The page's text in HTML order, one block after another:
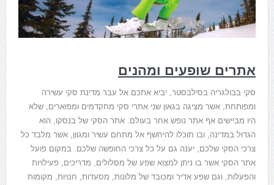
אתרים שופעים ומהנים
סקי בבולגריה בסילבסטר, יביא אתכם אל עבר מדינת סקי עשירה
ומפותחת, אשר מציגה בגאון שני אתרי סקי מתקדמים ומפוארים, שלא
היו מביישים אף אתר נופש אחר בעולם. אתר הסקי של בנסקו, הוא
הגדול במדינה, ובו תוכלו להיחשף אל מתחם עשיר ומגוון, אשר מלבד כל
צרכי הסקי שלכם, יענה גם על כל צרכי החופשה שלכם. במקום פועל
אתר הסקי אשר בו ניתן למצוא שפע של מסלולים, מדריכים, פעילויות
והפעלות, וגם שפע אדיר ומכובד של מלונות, מסעדות, חנויות, מקומות